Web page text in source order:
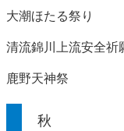
大潮ほたる祭り
清流錦川上流安全祈
鹿野天神祭
秋